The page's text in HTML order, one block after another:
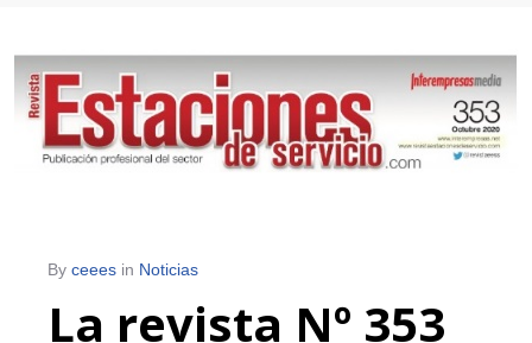
By ceees in Noticias
La revista Nº 353